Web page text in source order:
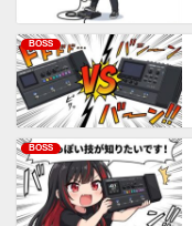
BOSS
BOSS